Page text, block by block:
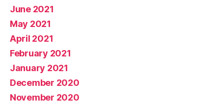
June 2021
May 2021
April 2021
February 2021
January 2021
December 2020
November 2020